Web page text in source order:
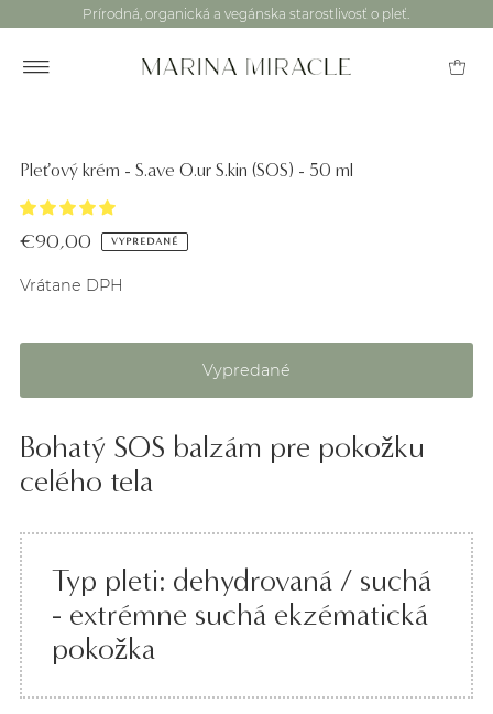
Prírodná, organická a vegánska starostlivosť o pleť.
Pleťový krém - S.ave O.ur S.kin (SOS) - 50 ml
€90,00 VYPREDANÉ
Vrátane DPH
Bohatý SOS balzám pre pokožku
celého tela
Typ pleti: dehydrovaná / suchá
- extrémne suchá ekzématická
pokožka